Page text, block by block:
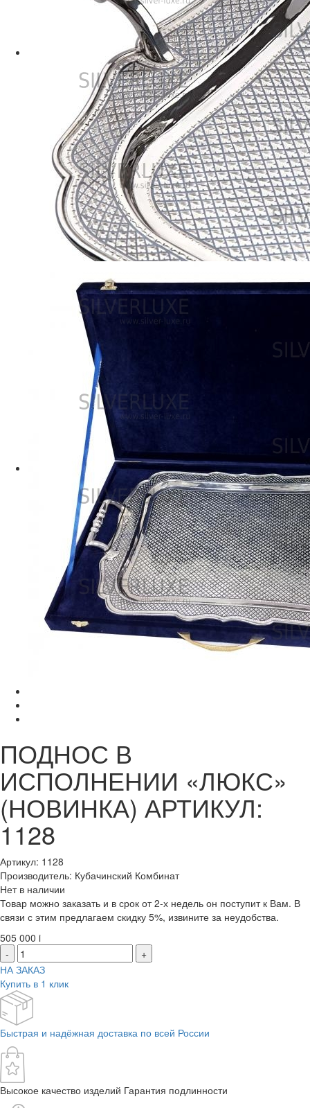
ПОДНОС В
ИСПОЛНЕНИИ «ЛЮКС»
(НОВИНКА) АРТИКУЛ:
1128
Артикул: 1128
Производитель: Кубачинский Комбинат
Нет в наличии
Товар можно заказать и в срок от 2-х недель он поступит к Вам. В
связи с этим предлагаем скидку 5%, извините за неудобства.
505 000 i
-
+
НА ЗАКАЗ
Купить в 1 клик
Быстрая и надёжная доставка по всей России
Высокое качество изделий Гарантия подлинности